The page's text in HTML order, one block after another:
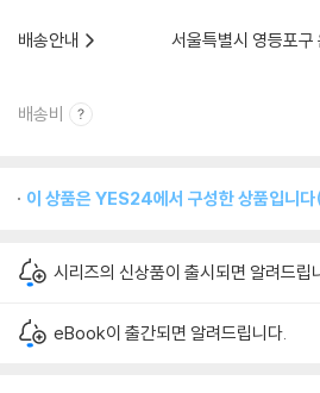
배송안내
서울특별시 영등포구
배송비
이 상품은 YES24에서 구성한 상품입니
시리즈의 신상품이 출시되면 알려드립
eBook이 출간되면 알려드립니다.